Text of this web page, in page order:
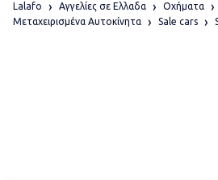
Lalafo Αγγελίες σε Ελλαδα
Οχήματα
Μεταχειρισμένα Αυτοκίνητα
Sale cars